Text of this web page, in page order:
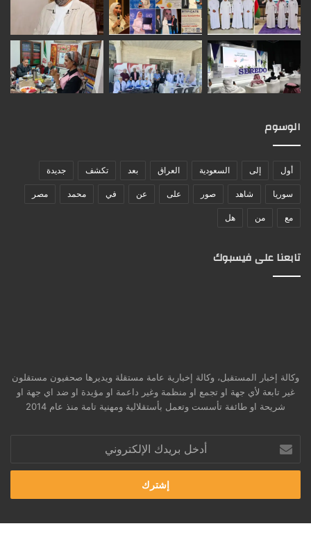
الوسوم
أول إلى السعودية العراق بعد تكشف جديدة
سوريا شاهد صور على عن في محمد مصر
مع من هل
تابعنا على فيسبوك
وكالة إخبار المستقبل، وكالة إخبارية عامة مستقلة ويديرها صحفيون مستقلون
غير تابعة لأي جهة او تجمع او منظمة وغير داعمة او مؤيدة او ضد اي جهة او
شريحة او طائفة تأسست وتعمل بأستقلالية ومهنية تامة منذ عام 2014
بريدك
الإلكتروني